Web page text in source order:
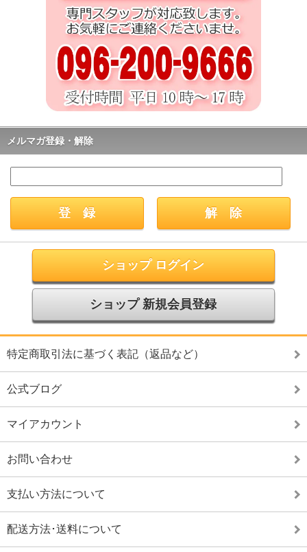
メルマガ登録・解除
ショップ ログイン
ショップ 新規会員登録
特定商取引法に基づく表記（返品など）
公式ブログ
マイアカウント
お問い合わせ
支払い方法について
配送方法･送料について